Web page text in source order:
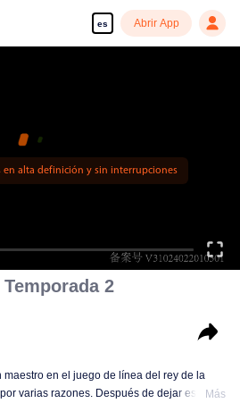
es Abrir App
2
maestro en el juego de línea del rey de la
varias razones. Después de dejar esta
Más